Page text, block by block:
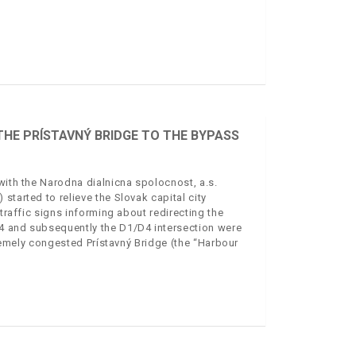
PRÍSTAVNÝ BRIDGE TO THE BYPASS
the Narodna dialnicna spolocnost, a.s.
started to relieve the Slovak capital city
signs informing about redirecting the
subsequently the D1/D4 intersection were
congested Prístavný Bridge (the “Harbour